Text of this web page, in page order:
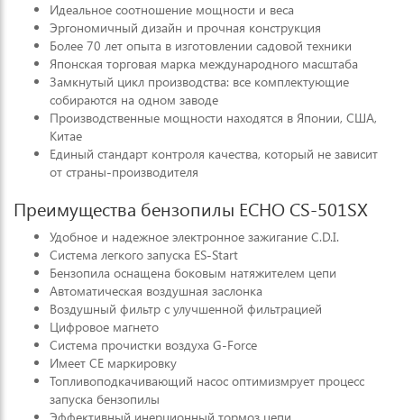
Идеальное соотношение мощности и веса
Эргономичный дизайн и прочная конструкция
Более 70 лет опыта в изготовлении садовой техники
Японская торговая марка международного масштаба
Замкнутый цикл производства: все комплектующие
собираются на одном заводе
Производственные мощности находятся в Японии, США,
Китае
Единый стандарт контроля качества, который не зависит
от страны-производителя
Преимущества бензопилы ECHO CS-501SX
Удобное и надежное электронное зажигание C.D.I.
Система легкого запуска ES-Start
Бензопила оснащена боковым натяжителем цепи
Автоматическая воздушная заслонка
Воздушный фильтр с улучшенной фильтрацией
Цифровое магнето
Система прочистки воздуха G-Force
Имеет СЕ маркировку
Топливоподкачивающий насос оптимизмрует процесс
запуска бензопилы